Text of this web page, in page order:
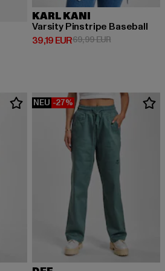
24,99 EUR
KARL KANI
Varsity Pinstripe Baseball
39,19 EUR
Derzeitiger Preis: 39,19 EUR
69,99 EURAktionspreis:
NEU -27%